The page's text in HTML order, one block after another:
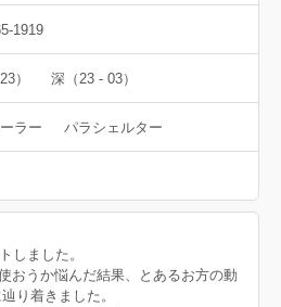
1919
） 深（23 - 03）
ラー パラシェルター
しました。
おうか悩んだ結果、とあるお方の動
り着きました。